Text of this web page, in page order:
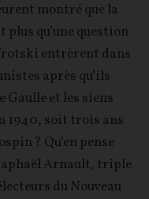
montré que la
plus qu’une question
entrèrent dans
après qu’ils
Gaulle et les siens
1940, soit trois ans
? Qu’en pense
Arnault, triple
du Nouveau